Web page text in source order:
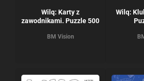
Wilq: Karty z
zawodnikami. Puzzle 500
BM Vision
Wilq: